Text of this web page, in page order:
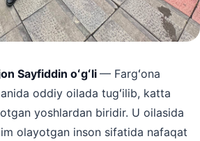
Sayfiddin oʻgʻli — Fargʻona
oddiy oilada tugʻilib, katta
yoshlardan biridir. U oilasida
olayotgan inson sifatida nafaqat